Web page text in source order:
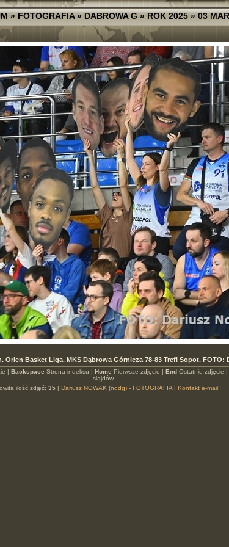
»FOTOGRAFIA»DABROWA G»ROK 2025»03
Orlen Basket Liga. MKS Dąbrowa Górnicza 78-83 Trefl Sopot. FOTO:
| Backspace Strona indeksu | Home Pierwsze zdjęcie | EndOstatnie zdjęcie |
slajdów
ilość zdjęć: 35| Dariusz NOWAK (nddg) - FOTOGRAFIA| Kontakt e-mail: